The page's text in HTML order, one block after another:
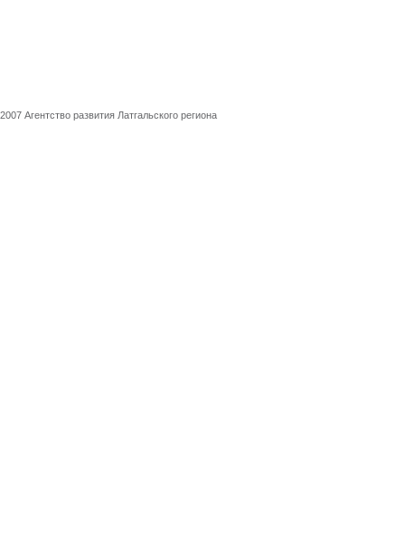
2007 Агентство развития Латгальского региона